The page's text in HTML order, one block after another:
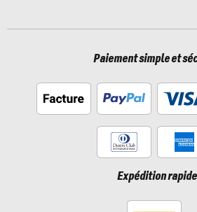
Paiement simple et
Expédition rapide